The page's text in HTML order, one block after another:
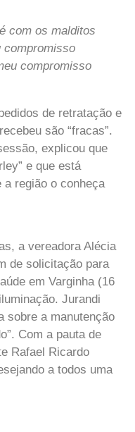
com os malditos
compromisso
de retratação e
são “fracas”.
explicou que
e que está
a região o conheça
a vereadora Alécia
de solicitação para
em Varginha (16
Jurandi
sobre a manutenção
Com a pauta de
Rafael Ricardo
a todos uma